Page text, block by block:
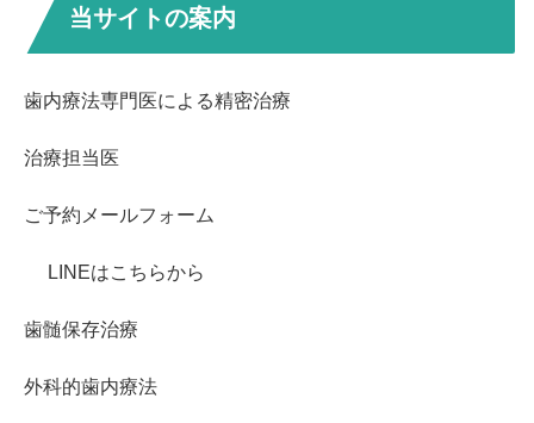
当サイトの案内
歯内療法専門医による精密治療
治療担当医
ご予約メールフォーム
LINEはこちらから
歯髄保存治療
外科的歯内療法